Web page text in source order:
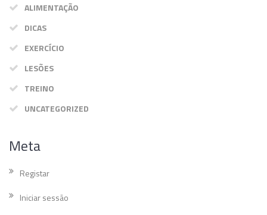
ALIMENTAÇÃO
DICAS
EXERCÍCIO
LESÕES
TREINO
UNCATEGORIZED
Meta
Registar
Iniciar sessão